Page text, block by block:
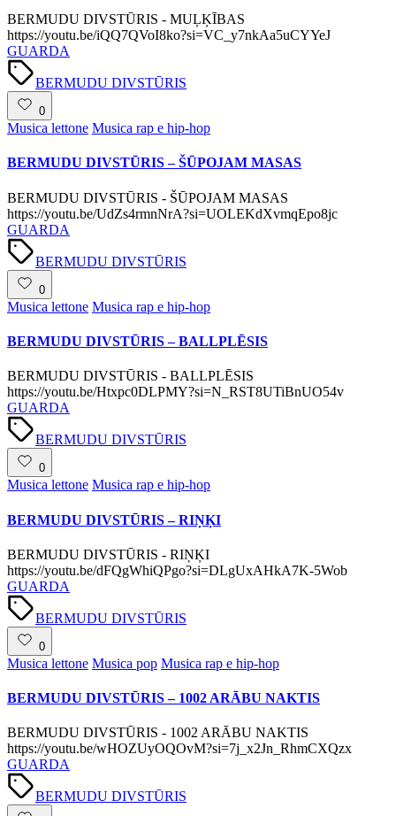
BERMUDU DIVSTŪRIS - MUĻĶĪBAS
https://youtu.be/iQQ7QVoI8ko?si=VC_y7nkAa5uCYYeJ
GUARDA
Tags:
BERMUDU DIVSTŪRIS
0
Posted
Musica lettone Musica rap e hip-hop
BERMUDU DIVSTŪRIS – ŠŪPOJAM MASAS
BERMUDU DIVSTŪRIS - ŠŪPOJAM MASAS
https://youtu.be/UdZs4rmnNrA?si=UOLEKdXvmqEpo8jc
GUARDA
Tags:
BERMUDU DIVSTŪRIS
0
Posted
Musica lettone Musica rap e hip-hop
BERMUDU DIVSTŪRIS – BALLPLĒSIS
BERMUDU DIVSTŪRIS - BALLPLĒSIS
https://youtu.be/Htxpc0DLPMY?si=N_RST8UTiBnUO54v
GUARDA
Tags:
BERMUDU DIVSTŪRIS
0
Posted
Musica lettone Musica rap e hip-hop
BERMUDU DIVSTŪRIS – RIŅĶI
BERMUDU DIVSTŪRIS - RIŅĶI
https://youtu.be/dFQgWhiQPgo?si=DLgUxAHkA7K-5Wob
GUARDA
Tags:
BERMUDU DIVSTŪRIS
0
Posted
Musica lettone Musica pop Musica rap e hip-hop
BERMUDU DIVSTŪRIS – 1002 ARĀBU NAKTIS
BERMUDU DIVSTŪRIS - 1002 ARĀBU NAKTIS
https://youtu.be/wHOZUyOQOvM?si=7j_x2Jn_RhmCXQzx
GUARDA
Tags:
BERMUDU DIVSTŪRIS